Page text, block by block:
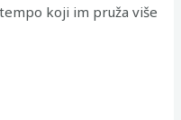
koji im pruža više